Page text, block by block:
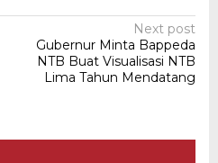
Next post
Gubernur Minta Bappeda
NTB Buat Visualisasi NTB
Lima Tahun Mendatang